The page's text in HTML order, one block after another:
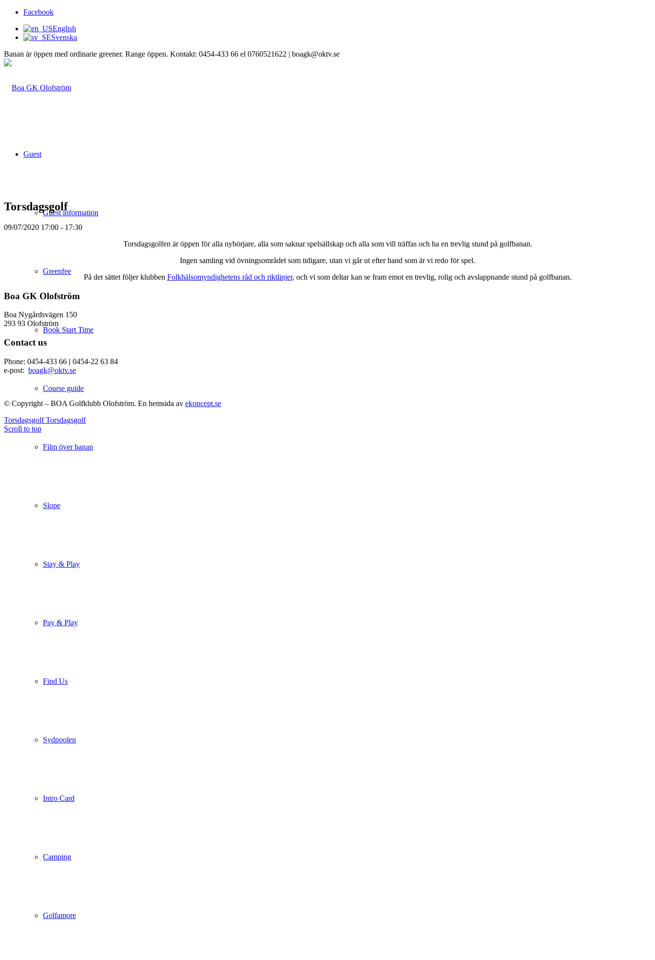
Facebook
English
Svenska
Banan är öppen med ordinarie greener. Range öppen. Kontakt: 0454-433 66 el 0760521622 | boagk@oktv.se
Guest
Guest information
Greenfee
Book Start Time
Course guide
Film över banan
Slope
Stay & Play
Pay & Play
Find Us
Sydpoolen
Intro Card
Camping
Golfamore
Torsdagsgolf
09/07/2020 17:00 - 17:30
Torsdagsgolfen är öppen för alla nybörjare, alla som saknar spelsällskap och alla som vill träffas och ha en trevlig stund på golfbanan.
Ingen samling vid övningsområdet som tidigare, utan vi går ut efter hand som är vi redo för spel.
På det sättet följer klubben Folkhälsomyndighetens råd och riktlinjer, och vi som deltar kan se fram emot en trevlig, rolig och avslappnande stund på golfbanan.
Boa GK Olofström
Boa Nygårdsvägen 150
293 93 Olofström
Contact us
Phone: 0454-433 66 | 0454-22 63 84
e-post: boagk@oktv.se
© Copyright – BOA Golfklubb Olofström. En hemsida av ekoncept.se
Torsdagsgolf Torsdagsgolf
Scroll to top